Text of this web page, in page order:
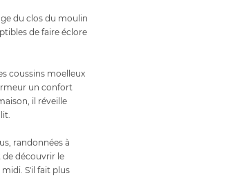
du clos du moulin
de faire éclore
coussins moelleux
un confort
il réveille
randonnées à
de découvrir le
S'il fait plus